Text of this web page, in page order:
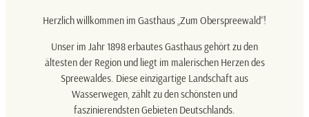
Herzlich willkommen im Gasthaus „Zum Oberspreewald“!
Unser im Jahr 1898 erbautes Gasthaus gehört zu den
ältesten der Region und liegt im malerischen Herzen des
Spreewaldes. Diese einzigartige Landschaft aus
Wasserwegen, zählt zu den schönsten und
faszinierendsten Gebieten Deutschlands.